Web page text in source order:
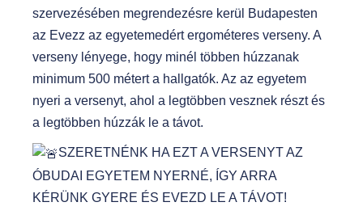
szervezésében megrendezésre kerül Budapesten
az Evezz az egyetemedért ergométeres verseny. A
verseny lényege, hogy minél többen húzzanak
minimum 500 métert a hallgatók. Az az egyetem
nyeri a versenyt, ahol a legtöbben vesznek részt és
a legtöbben húzzák le a távot.
SZERETNÉNK HA EZT A VERSENYT AZ
ÓBUDAI EGYETEM NYERNÉ, ÍGY ARRA
KÉRÜNK GYERE ÉS EVEZD LE A TÁVOT!